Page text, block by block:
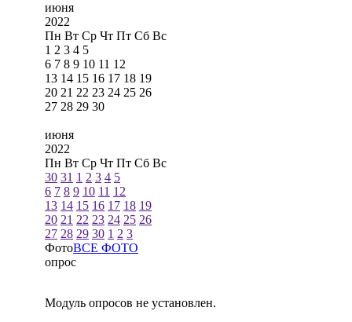
июня
2022
Пн Вт Ср Чт Пт Сб Вс
1 2 3 4 5
6 7 8 9 10 11 12
13 14 15 16 17 18 19
20 21 22 23 24 25 26
27 28 29 30
июня
2022
Пн Вт Ср Чт Пт Сб Вс
30 31 1 2 3 4 5
6 7 8 9 10 11 12
13 14 15 16 17 18 19
20 21 22 23 24 25 26
27 28 29 30 1 2 3
ФотоВСЕ ФОТО
опрос
Модуль опросов не установлен.